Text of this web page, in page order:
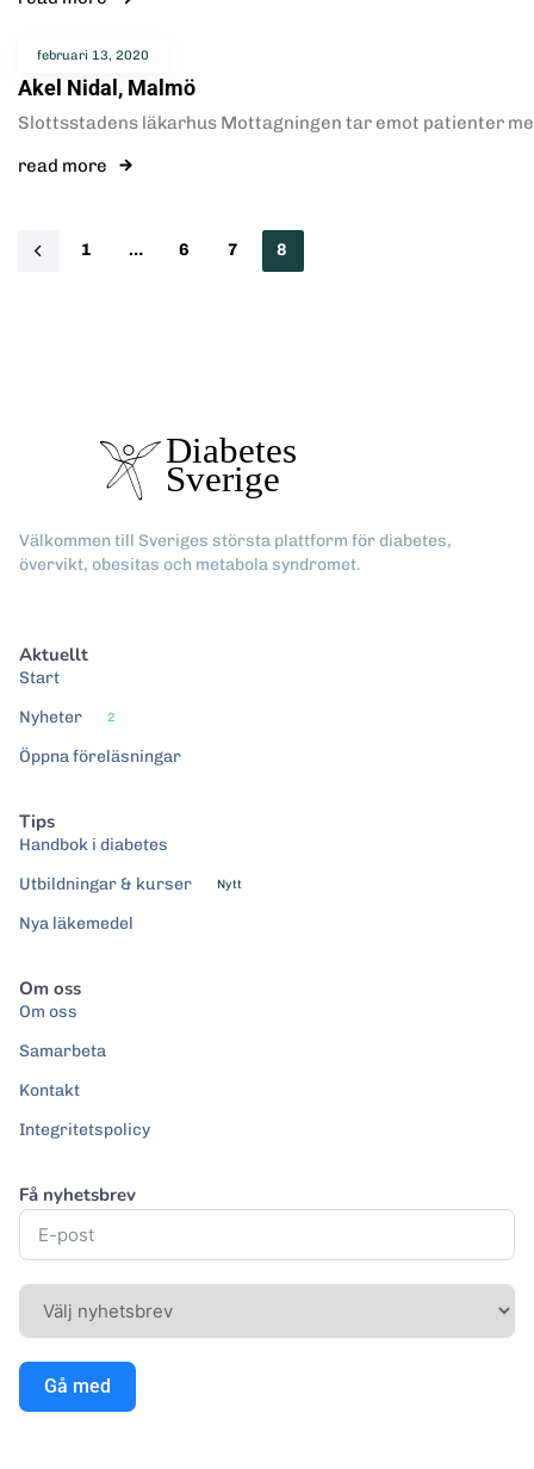
februari 13, 2020
Akel Nidal, Malmö
Slottsstadens läkarhus Mottagningen tar emot patienter
read more
1 … 6 7 8
Välkommen till Sveriges största plattform för diabetes,
övervikt, obesitas och metabola syndromet.
Aktuellt
Start
Nyheter
2
Öppna föreläsningar
Tips
Handbok i diabetes
Utbildningar & kurser
Nytt
Nya läkemedel
Om oss
Om oss
Samarbeta
Kontakt
Integritetspolicy
Få nyhetsbrev
Gå med